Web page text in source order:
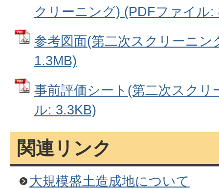
クリーニング) (PDFファイル:
参考図面(第二次スクリーニ
1.3MB)
事前評価シート(第二次スク
ル: 3.3KB)
関連リンク
大規模盛土造成地について